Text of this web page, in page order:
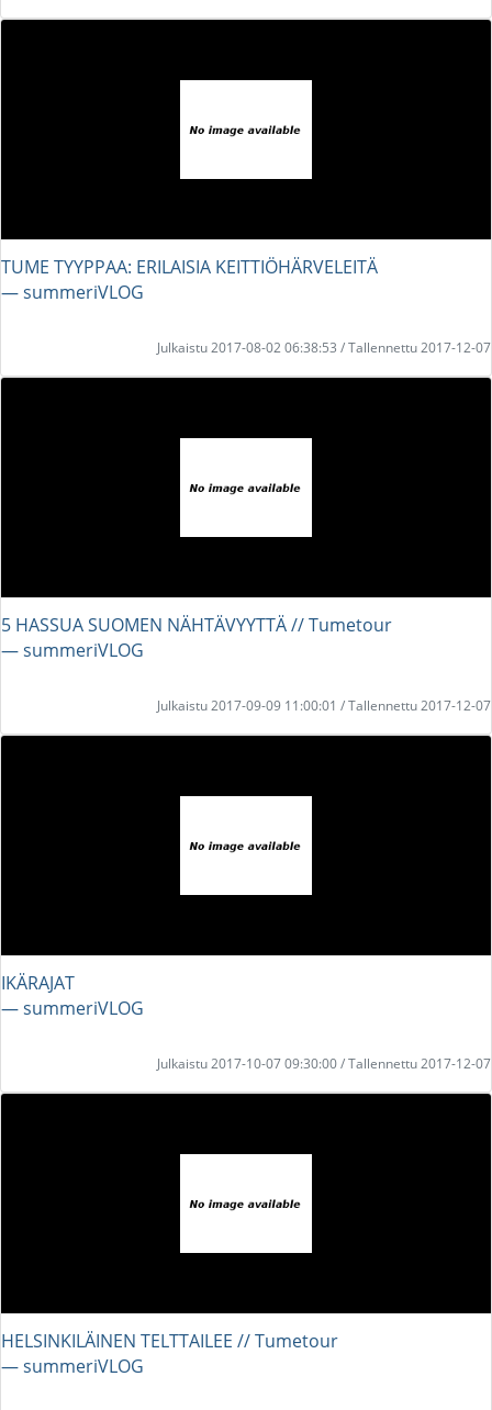
TUME TYYPPAA: ERILAISIA KEITTIÖHÄRVELEITÄ
― summeriVLOG
Julkaistu 2017-08-02 06:38:53 / Tallennettu 2017-12-07
5 HASSUA SUOMEN NÄHTÄVYYTTÄ // Tumetour
― summeriVLOG
Julkaistu 2017-09-09 11:00:01 / Tallennettu 2017-12-07
IKÄRAJAT
― summeriVLOG
Julkaistu 2017-10-07 09:30:00 / Tallennettu 2017-12-07
HELSINKILÄINEN TELTTAILEE // Tumetour
― summeriVLOG